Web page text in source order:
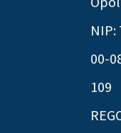
NIP:
00-
109